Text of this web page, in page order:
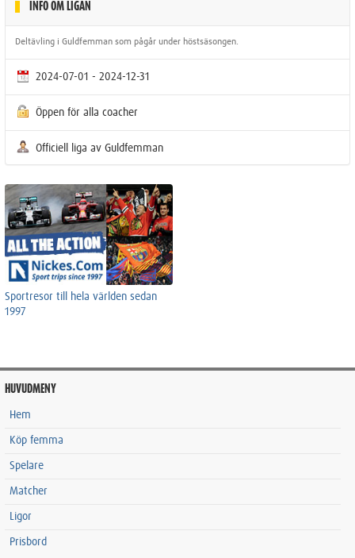
INFO OM LIGAN
Deltävling i Guldfemman som pågår under höstsäsongen.
2024-07-01 - 2024-12-31
Öppen för alla coacher
Officiell liga av Guldfemman
Sportresor till hela världen sedan
1997
HUVUDMENY
Hem
Köp femma
Spelare
Matcher
Ligor
Prisbord